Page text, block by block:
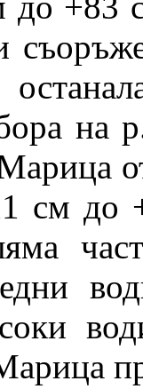
см до